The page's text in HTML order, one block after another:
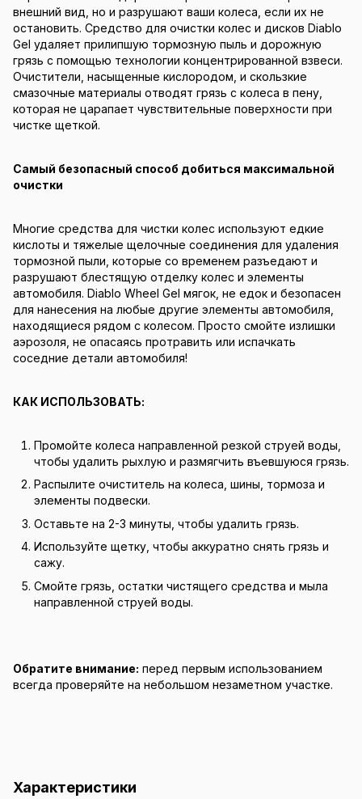
внешний вид, но и разрушают ваши колеса, если их не
остановить. Средство для очистки колес и дисков Diablo
Gel удаляет прилипшую тормозную пыль и дорожную
грязь с помощью технологии концентрированной взвеси.
Очистители, насыщенные кислородом, и скользкие
смазочные материалы отводят грязь с колеса в пену,
которая не царапает чувствительные поверхности при
чистке щеткой.
Самый безопасный способ добиться максимальной
очистки
Многие средства для чистки колес используют едкие
кислоты и тяжелые щелочные соединения для удаления
тормозной пыли, которые со временем разъедают и
разрушают блестящую отделку колес и элементы
автомобиля. Diablo Wheel Gel мягок, не едок и безопасен
для нанесения на любые другие элементы автомобиля,
находящиеся рядом с колесом. Просто смойте излишки
аэрозоля, не опасаясь протравить или испачкать
соседние детали автомобиля!
КАК ИСПОЛЬЗОВАТЬ:
Промойте колеса направленной резкой струей воды,
чтобы удалить рыхлую и размягчить въевшуюся грязь.
Распылите очиститель на колеса, шины, тормоза и
элементы подвески.
Оставьте на 2-3 минуты, чтобы удалить грязь.
Используйте щетку, чтобы аккуратно снять грязь и
сажу.
Смойте грязь, остатки чистящего средства и мыла
направленной струей воды.
Обратите внимание: перед первым использованием
всегда проверяйте на небольшом незаметном участке.
Характеристики